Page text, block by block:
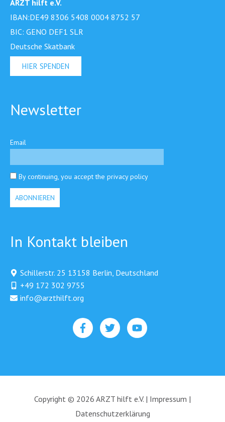
ARZT hilft e.V.
IBAN:DE49 8306 5408 0004 8752 57
BIC: GENO DEF1 SLR
Deutsche Skatbank
HIER SPENDEN
Newsletter
Email
By continuing, you accept the privacy policy
In Kontakt bleiben
Schillerstr. 25 13158 Berlin, Deutschland
+49 172 302 9755
info@arzthilft.org​
Copyright © 2026 ARZT hilft e.V. | Impressum |
Datenschutzerklärung